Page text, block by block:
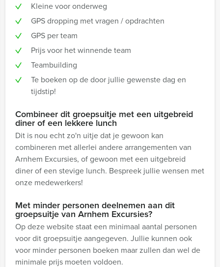
Kleine voor onderweg
GPS dropping met vragen / opdrachten
GPS per team
Prijs voor het winnende team
Teambuilding
Te boeken op de door jullie gewenste dag en
tijdstip!
Combineer dit groepsuitje met een uitgebreid
diner of een lekkere lunch
Dit is nou echt zo'n uitje dat je gewoon kan
combineren met allerlei andere arrangementen van
Arnhem Excursies, of gewoon met een uitgebreid
diner of een stevige lunch. Bespreek jullie wensen met
onze medewerkers!
Met minder personen deelnemen aan dit
groepsuitje van Arnhem Excursies?
Op deze website staat een minimaal aantal personen
voor dit groepsuitje aangegeven. Jullie kunnen ook
voor minder personen boeken maar zullen dan wel de
minimale prijs moeten voldoen.